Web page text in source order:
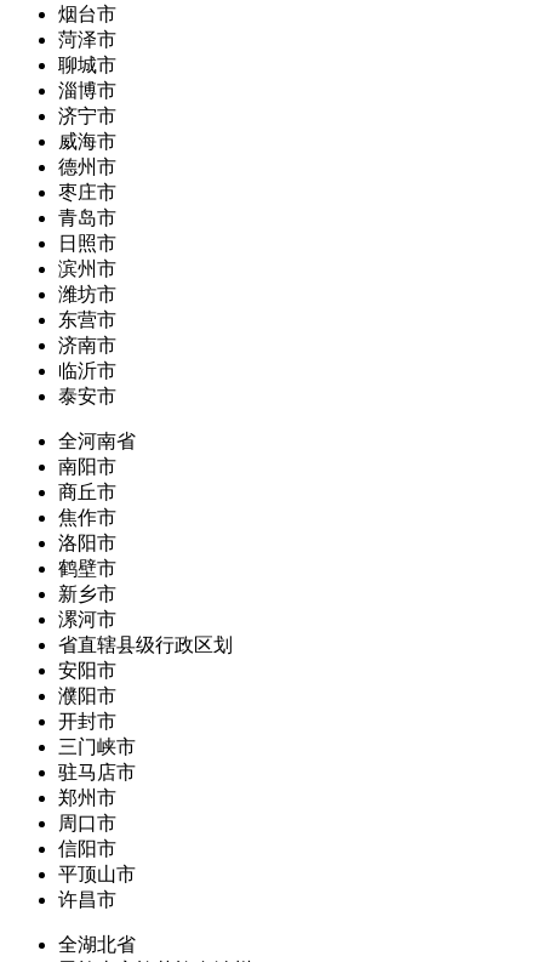
烟台市
菏泽市
聊城市
淄博市
济宁市
威海市
德州市
枣庄市
青岛市
日照市
滨州市
潍坊市
东营市
济南市
临沂市
泰安市
全河南省
南阳市
商丘市
焦作市
洛阳市
鹤壁市
新乡市
漯河市
省直辖县级行政区划
安阳市
濮阳市
开封市
三门峡市
驻马店市
郑州市
周口市
信阳市
平顶山市
许昌市
全湖北省